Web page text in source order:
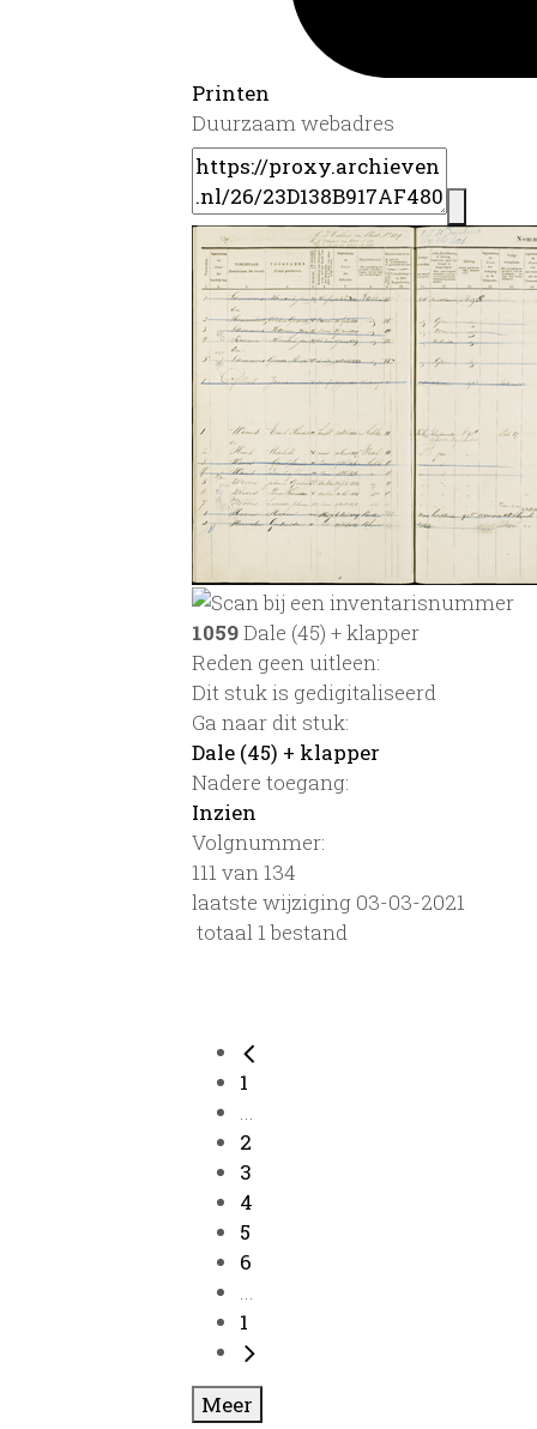
Printen
Duurzaam webadres
1059Dale (45) + klapper
Reden geen uitleen:
Dit stuk is gedigitaliseerd
Ga naar dit stuk:
Dale (45) + klapper
Nadere toegang:
Inzien
Volgnummer:
111 van 134
laatste wijziging 03-03-2021
totaal 1 bestand
1
...
2
3
4
5
6
...
1
Meer